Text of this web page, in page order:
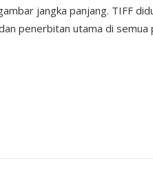
jangka panjang. TIFF
penerbitan utama di semua